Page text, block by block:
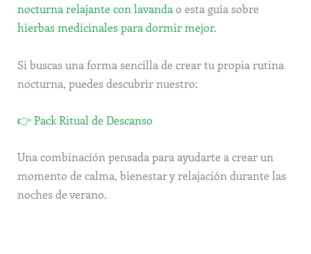
nocturna relajante con lavanda o esta guía sobre
hierbas medicinales para dormir mejor.
Si buscas una forma sencilla de crear tu propia rutina
nocturna, puedes descubrir nuestro:
👉 Pack Ritual de Descanso
Una combinación pensada para ayudarte a crear un
momento de calma, bienestar y relajación durante las
noches de verano.